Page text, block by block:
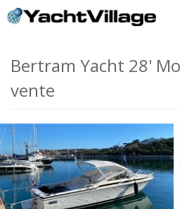
Bertram Yacht 28'
vente